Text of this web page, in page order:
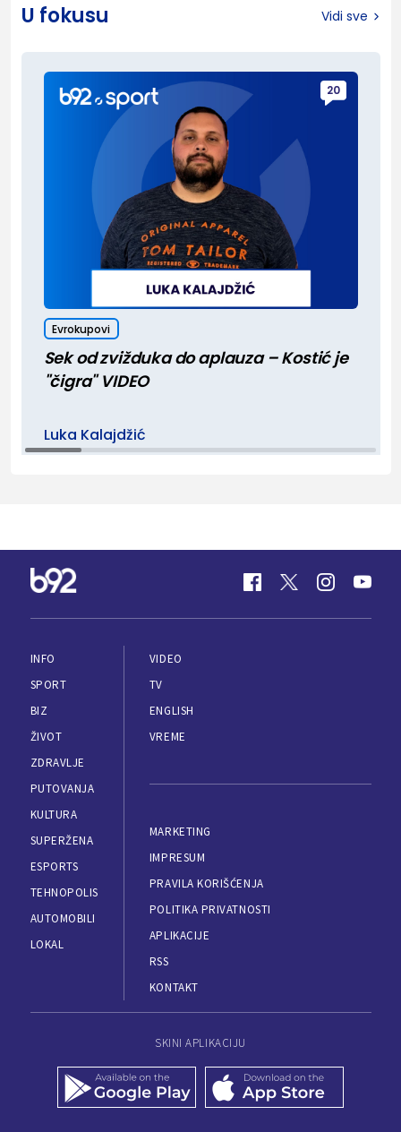
U fokusu Vidi sve
20
Evrokupovi
Sek od zvižduka do aplauza – Kostić je
"čigra" VIDEO
Luka Kalajdžić
INFO
SPORT
BIZ
ŽIVOT
ZDRAVLJE
PUTOVANJA
KULTURA
SUPERŽENA
ESPORTS
TEHNOPOLIS
AUTOMOBILI
LOKAL
VIDEO
TV
ENGLISH
VREME
MARKETING
IMPRESUM
PRAVILA KORIŠĆENJA
POLITIKA PRIVATNOSTI
APLIKACIJE
RSS
KONTAKT
SKINI APLIKACIJU